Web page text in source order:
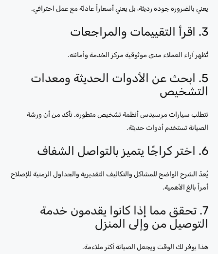
يعني بالضرورة جودة رديئة، بل يعني أسعاراً عادلة مع عمل احترافي.
3. اقرأ التقييمات والمراجعات
تُظهر آراء العملاء مدى موثوقية مركز الخدمة وأمانته.
5. ابحث عن الأدوات الحديثة ومعدات
التشخيص
تتطلب سيارات مرسيدس أنظمة تشخيص متطورة. تأكد من أن ورشة
الصيانة تستخدم أدوات حديثة.
6. اختر كراجًا يتميز بالتواصل الشفاف
يُعدّ الشرح الواضح للمشاكل والتكاليف التقديرية والجداول الزمنية للإصلاح
أمراً بالغ الأهمية.
7. تحقق مما إذا كانوا يقدمون خدمة
التوصيل من وإلى المنزل
هذا يوفر لك الوقت ويجعل الصيانة أكثر ملاءمة.